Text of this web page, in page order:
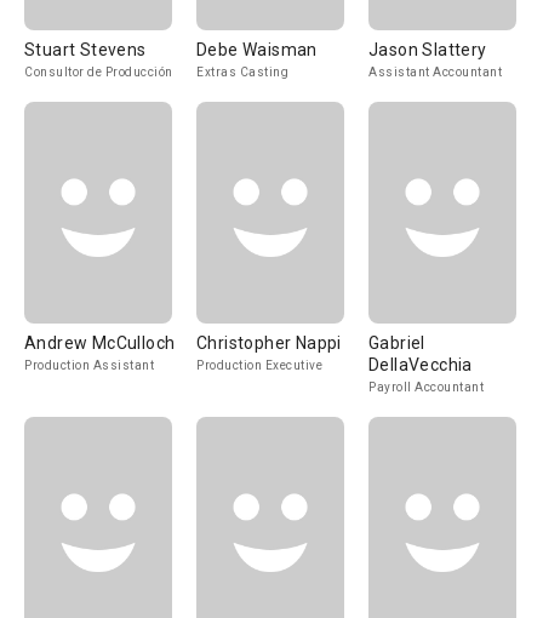
Stuart Stevens
Consultor de Producción
Debe Waisman
Extras Casting
Jason Slattery
Assistant Accountant
Andrew McCulloch
Production Assistant
Christopher Nappi
Production Executive
Gabriel
DellaVecchia
Payroll Accountant